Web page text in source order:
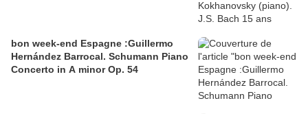
bon week-end Espagne :Guillermo
Hernández Barrocal. Schumann Piano
Concerto in A minor Op. 54